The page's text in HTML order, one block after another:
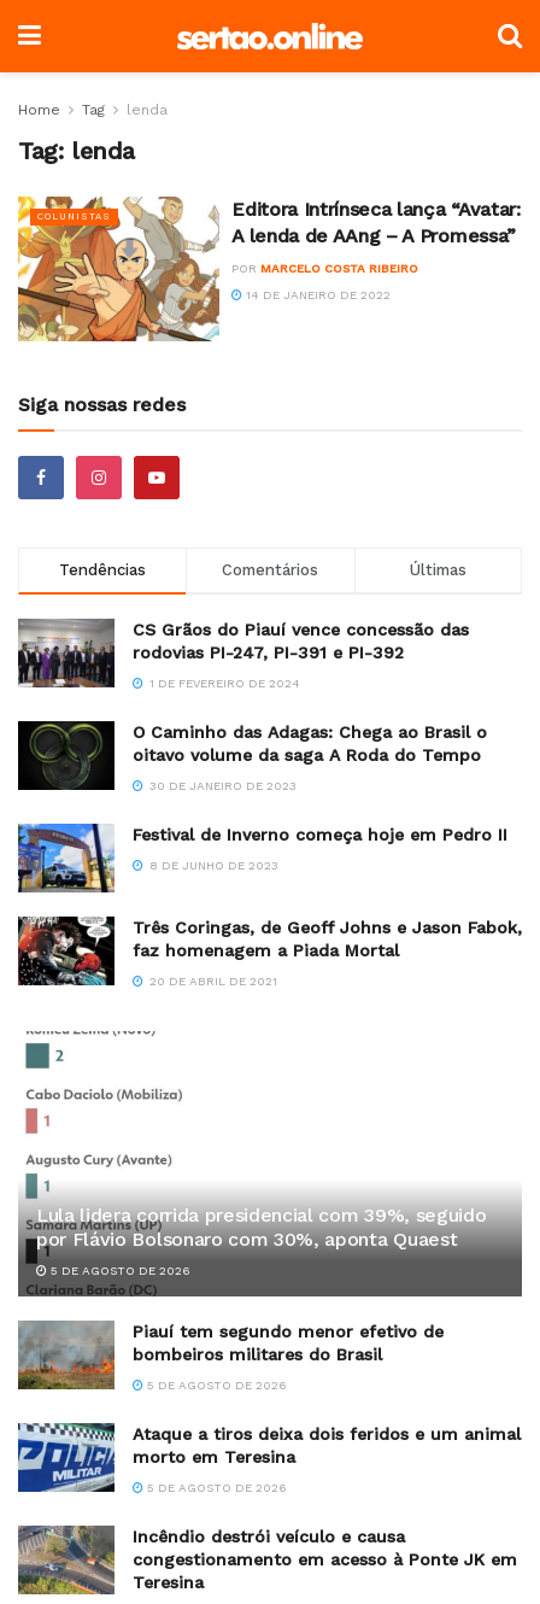
Home Tag lenda
Tag: lenda
COLUNISTAS
Editora Intrínseca lança “Avatar:
A lenda de AAng – A Promessa”
POR MARCELO COSTA RIBEIRO
14 DE JANEIRO DE 2022
Siga nossas redes
Tendências Comentários Últimas
CS Grãos do Piauí vence concessão das
rodovias PI-247, PI-391 e PI-392
1 DE FEVEREIRO DE 2024
O Caminho das Adagas: Chega ao Brasil o
oitavo volume da saga A Roda do Tempo
30 DE JANEIRO DE 2023
Festival de Inverno começa hoje em Pedro II
8 DE JUNHO DE 2023
Três Coringas, de Geoff Johns e Jason Fabok,
faz homenagem a Piada Mortal
20 DE ABRIL DE 2021
Lula lidera corrida presidencial com 39%, seguido
por Flávio Bolsonaro com 30%, aponta Quaest
5 DE AGOSTO DE 2026
Piauí tem segundo menor efetivo de
bombeiros militares do Brasil
5 DE AGOSTO DE 2026
Ataque a tiros deixa dois feridos e um animal
morto em Teresina
5 DE AGOSTO DE 2026
Incêndio destrói veículo e causa
congestionamento em acesso à Ponte JK em
Teresina